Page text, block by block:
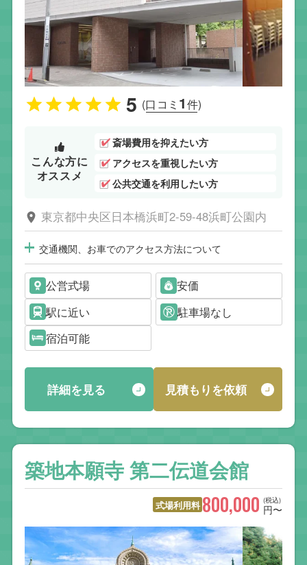
5 (口コミ 1件)
こんな方に
オススメ
斎場費用を抑えたい方
アクセスを重視したい方
公共交通を利用したい方
東京都中央区日本橋浜町2-59-48浜町公園内
交通機関、お車でのアクセス方法について
公営式場
安価
駅に近い
駐車場なし
宿泊可能
詳細を見る 見積もりを依頼
築地本願寺 第二伝道会館
式場利用料 (税込)
800,000 円〜